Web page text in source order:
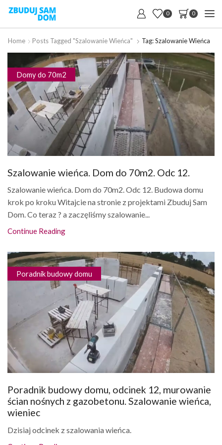
0 0
Home Posts Tagged "szalowanie Wieńca" Tag: Szalowanie Wieńca
Domy do 70m2
Szalowanie wieńca. Dom do 70m2. Odc 12.
Szalowanie wieńca. Dom do 70m2. Odc 12. Budowa domu
krok po kroku Witajcie na stronie z projektami Zbuduj Sam
Dom. Co teraz ? a zaczęliśmy szalowanie...
Continue Reading
Poradnik budowy domu
Poradnik budowy domu, odcinek 12, murowanie
ścian nośnych z gazobetonu. Szalowanie wieńca,
wieniec
Dzisiaj odcinek z szalowania wieńca.